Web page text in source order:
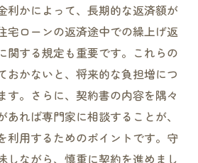
利かによって、長期的な返済額が
宅ローンの返済途中での繰上げ返
関する規定も重要です。これらの
おかないと、将来的な負担増につ
す。さらに、契約書の内容を隅々
あれば専門家に相談することが、
利用するためのポイントです。守
しながら、慎重に契約を進めまし